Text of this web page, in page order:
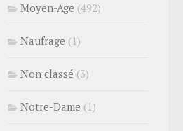
Moyen-Age (492)
Naufrage (1)
Non classé (3)
Notre-Dame (1)